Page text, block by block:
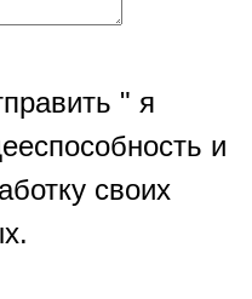
" я
и
своих